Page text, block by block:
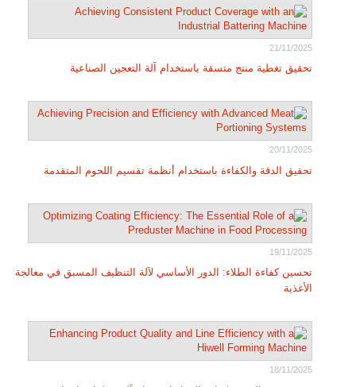
21/11/2025
تحقيق تغطية منتج متسقة باستخدام آلة التعجين الصناعية
20/11/2025
تحقيق الدقة والكفاءة باستخدام أنظمة تقسيم اللحوم المتقدمة
19/11/2025
تحسين كفاءة الطلاء: الدور الأساسي لآلة التنظيف المسبق في معالجة
الأغذية
18/11/2025